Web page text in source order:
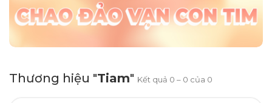
Thương hiệu "Tiam" Kết quả 0 – 0 của 0